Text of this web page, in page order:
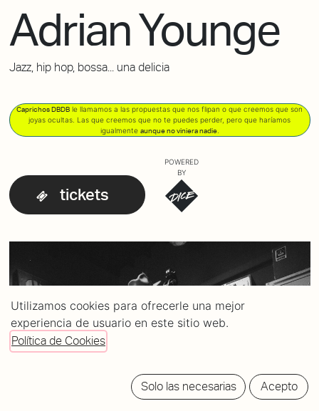
Adrian Younge
Jazz, hip hop, bossa... una delicia
Caprichos DBDB le llamamos a las propuestas que nos flipan o que creemos que son
joyas ocultas. Las que creemos que no te puedes perder, pero que haríamos
igualmente aunque no viniera nadie.
tickets
POWERED
BY
Utilizamos cookies para ofrecerle una mejor
experiencia de usuario en este sitio web.
Política de Cookies
Solo las necesarias Acepto